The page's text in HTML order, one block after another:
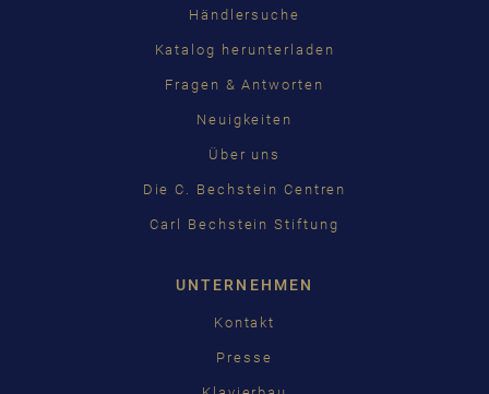
Händlersuche
Katalog herunterladen
Fragen & Antworten
Neuigkeiten
Über uns
Die C. Bechstein Centren
Carl Bechstein Stiftung
UNTERNEHMEN
Kontakt
Presse